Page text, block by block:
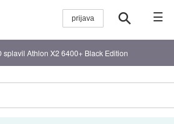
☰
splavil Athlon X2 6400+ Black Edition